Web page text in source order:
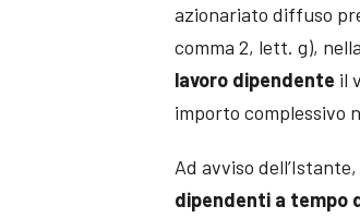
azionariato diffuso
comma 2, lett. g),
lavoro dipendente il
importo complessivo
Ad avviso
dipendenti a tempo